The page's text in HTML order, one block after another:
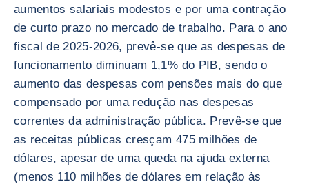
aumentos salariais modestos e por uma contração
de curto prazo no mercado de trabalho. Para o ano
fiscal de 2025-2026, prevê-se que as despesas de
funcionamento diminuam 1,1% do PIB, sendo o
aumento das despesas com pensões mais do que
compensado por uma redução nas despesas
correntes da administração pública. Prevê-se que
as receitas públicas cresçam 475 milhões de
dólares, apesar de uma queda na ajuda externa
(menos 110 milhões de dólares em relação às